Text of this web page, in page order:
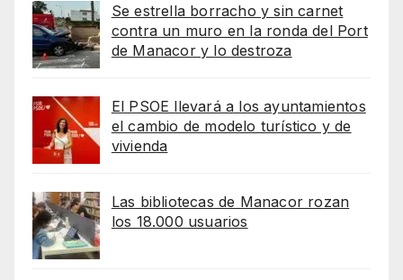
Se estrella borracho y sin carnet
contra un muro en la ronda del Port
de Manacor y lo destroza
El PSOE llevará a los ayuntamientos
el cambio de modelo turístico y de
vivienda
Las bibliotecas de Manacor rozan
los 18.000 usuarios